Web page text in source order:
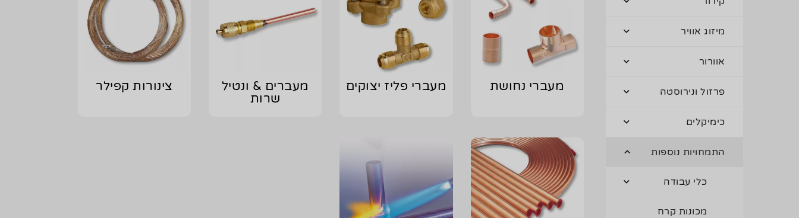
מיזוג אוויר
אוורור
פרזול ונירוסטה
כימיקלים
התמחויות נוספות
כלי עבודה
מכונות קרח
מעברי נחושת מעברי פליז יצוקים
מעברים & ונטיל
שרות
צינורות קפילר